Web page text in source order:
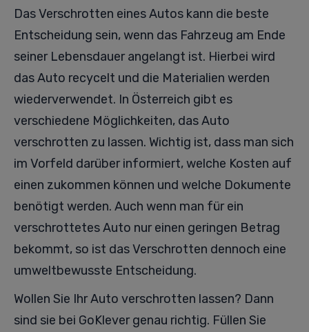
Das Verschrotten eines Autos kann die beste
Entscheidung sein, wenn das Fahrzeug am Ende
seiner Lebensdauer angelangt ist. Hierbei wird
das Auto recycelt und die Materialien werden
wiederverwendet. In Österreich gibt es
verschiedene Möglichkeiten, das Auto
verschrotten zu lassen. Wichtig ist, dass man sich
im Vorfeld darüber informiert, welche Kosten auf
einen zukommen können und welche Dokumente
benötigt werden. Auch wenn man für ein
verschrottetes Auto nur einen geringen Betrag
bekommt, so ist das Verschrotten dennoch eine
umweltbewusste Entscheidung.
Wollen Sie Ihr Auto verschrotten lassen? Dann
sind sie bei GoKlever genau richtig. Füllen Sie